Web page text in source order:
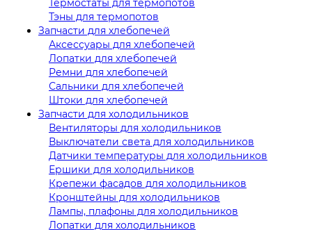
Тэны для термопотов
Запчасти для хлебопечей
Аксессуары для хлебопечей
Лопатки для хлебопечей
Ремни для хлебопечей
Сальники для хлебопечей
Штоки для хлебопечей
Запчасти для холодильников
Вентиляторы для холодильников
Выключатели света для холодильников
Датчики температуры для холодильников
Ершики для холодильников
Крепежи фасадов для холодильников
Кронштейны для холодильников
Лампы, плафоны для холодильников
Лопатки для холодильников